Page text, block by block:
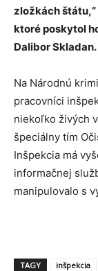
zložkách
ktoré poskytol
Dalibor Skladan.
Na Národnú
pracovníci
niekoľko živých
špeciálny tím
Inšpekcia má
informačnej
manipulovalo s
TAGY inšpekcia